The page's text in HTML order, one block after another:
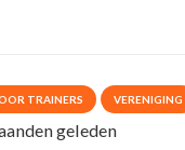
TRAINERS VERENIGING
geleden